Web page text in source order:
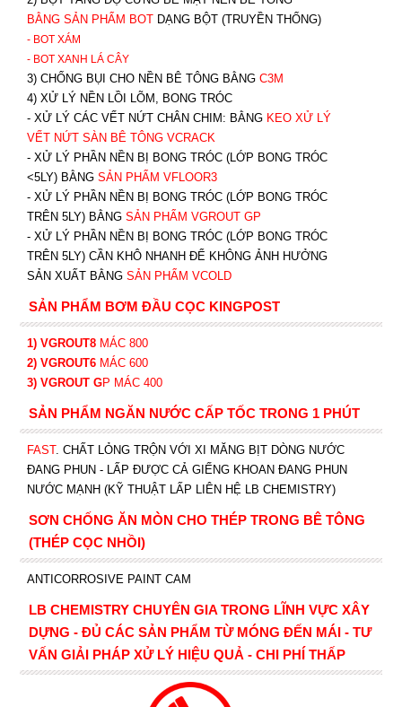
BẰNG SẢN PHẨM BOTDẠNG BỘT (TRUYỀN THỐNG)
- BOT XÁM
- BOT XANH LÁ CÂY
3) CHỐNG BỤI CHO NỀN BÊ TÔNG BẰNG C3M
4) XỬ LÝ NỀN LỒI LÕM, BONG TRÓC
- XỬ LÝ CÁC VẾT NỨT CHÂN CHIM: BẰNG KEO XỬ LÝ
VẾT NỨT SÀN BÊ TÔNG VCRACK
- XỬ LÝ PHẦN NỀN BỊ BONG TRÓC (LỚP BONG TRÓC
<5LY) BẰNG SẢN PHẨM VFLOOR3
- XỬ LÝ PHẦN NỀN BỊ BONG TRÓC (LỚP BONG TRÓC
TRÊN 5LY) BẰNG SẢN PHẨM VGROUT GP
- XỬ LÝ PHẦN NỀN BỊ BONG TRÓC (LỚP BONG TRÓC
TRÊN 5LY) CẦN KHÔ NHANH ĐỂ KHÔNG ẢNH HƯỞNG
SẢN XUẤT BẰNG SẢN PHẨM VCOLD
SẢN PHẨM BƠM ĐẦU CỌC KINGPOST
1) VGROUT8 MÁC 800
2) VGROUT6MÁC 600
3) VGROUT GP MÁC 400
SẢN PHẨM NGĂN NƯỚC CẤP TỐC TRONG 1 PHÚT
FAST. CHẤT LỎNG TRỘN VỚI XI MĂNG BỊT DÒNG NƯỚC
ĐANG PHUN - LẤP ĐƯỢC CẢ GIẾNG KHOAN ĐANG PHUN
NƯỚC MẠNH (KỸ THUẬT LẤP LIÊN HỆ LB CHEMISTRY)
SƠN CHỐNG ĂN MÒN CHO THÉP TRONG BÊ TÔNG
(THÉP CỌC NHỒI)
ANTICORROSIVE PAINT CAM
LB CHEMISTRY CHUYÊN GIA TRONG LĨNH VỰC XÂY
DỰNG - ĐỦ CÁC SẢN PHẨM TỪ MÓNG ĐẾN MÁI - TƯ
VẤN GIẢI PHÁP XỬ LÝ HIỆU QUẢ - CHI PHÍ THẤP